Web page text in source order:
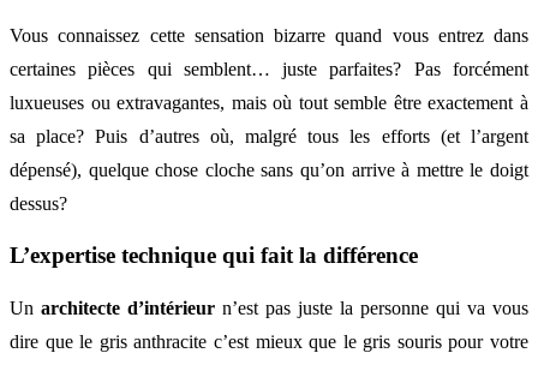
Vous connaissez cette sensation bizarre quand vous entrez dans
certaines pièces qui semblent… juste parfaites? Pas forcément
luxueuses ou extravagantes, mais où tout semble être exactement à
sa place? Puis d’autres où, malgré tous les efforts (et l’argent
dépensé), quelque chose cloche sans qu’on arrive à mettre le doigt
dessus?
L’expertise technique qui fait la différence
Un architecte d’intérieur n’est pas juste la personne qui va vous
dire que le gris anthracite c’est mieux que le gris souris pour votre